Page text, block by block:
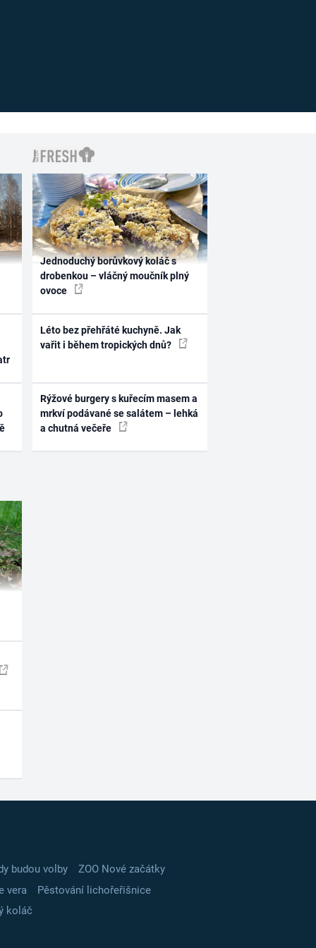
Jednoduchý borůvkový koláč s
drobenkou – vláčný moučník plný
ovoce
Léto bez přehřáté kuchyně. Jak
vařit i během tropických dnů?
Rýžové burgery s kuřecím masem a
mrkví podávané se salátem – lehká
a chutná večeře
budou volby
ZOO Nové začátky
vera
Pěstování lichořeřišnice
koláč